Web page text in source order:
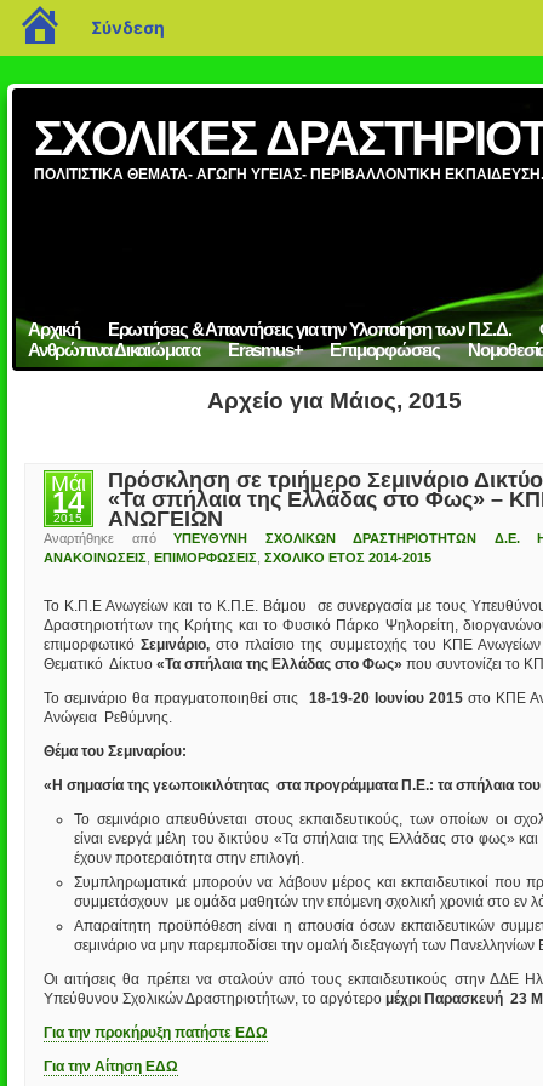
ΣΧΟΛΙΚΕΣ
ΠΟΛΙΤΙΣΤΙΚΑ ΘΕΜΑΤΑ- ΑΓΩΓΗ ΥΓΕΙΑΣ- ΠΕΡΙΒΑΛΛΟΝΤΙΚΗ ΕΚΠΑΙΔΕΥΣΗ.
Αρχική Ερωτήσεις & Απαντήσεις για την Υλοποίηση των Π.Σ.Δ.
Ανθρώπινα Δικαιώματα
Erasmus+ Επιμορφώσεις
Αρχείο για Μάιος, 2015
Μάι
14
2015
Πρόσκληση σε τριήμερο Σεμινάριο
«Τα σπήλαια της Ελλάδας στο Φως» –
ΑΝΩΓΕΙΩΝ
Αναρτήθηκε απόΥΠΕΥΘΥΝΗ ΣΧΟΛΙΚΩΝ ΔΡΑΣΤΗΡΙΟΤΗΤΩΝ Δ.Ε.
ΑΝΑΚΟΙΝΩΣΕΙΣ ΕΠΙΜΟΡΦΩΣΕΙΣ ΣΧΟΛΙΚΟ ΕΤΟΣ 2014-2015
Το Κ.Π.Ε Ανωγείων και το Κ.Π.Ε. Βάμου σε συνεργασία με τους
Δραστηριοτήτων της Κρήτης και το Φυσικό Πάρκο Ψηλορείτη,
επιμορφωτικόΣεμινάριο, στο πλαίσιο της συμμετοχής του ΚΠΕ
Θεματικό Δίκτυο «Τα σπήλαια της Ελλάδας στο Φως» που συντονίζει το
Το σεμινάριο θα πραγματοποιηθεί στις 18-19-20 Ιουνίου 2015στο ΚΠΕ
Ανώγεια Ρεθύμνης.
Θέμα του Σεμιναρίου:
«Η σημασία της γεωποικιλότητας στα προγράμματα Π.Ε.: τα σπήλαια
Το σεμινάριο απευθύνεται στους εκπαιδευτικούς, των οποίων οι
είναι ενεργά μέλη του δικτύου «Τα σπήλαια της Ελλάδας στο φως» και
έχουν προτεραιότητα στην επιλογή.
Συμπληρωματικά μπορούν να λάβουν μέρος και εκπαιδευτικοί που
συμμετάσχουν με ομάδα μαθητών την επόμενη σχολική χρονιά στο εν
Απαραίτητη προϋπόθεση είναι η απουσία όσων εκπαιδευτικών
σεμινάριο να μην παρεμποδίσει την ομαλή διεξαγωγή των Πανελληνίων
Οι αιτήσεις θα πρέπει να σταλούν από τους εκπαιδευτικούς στην ΔΔΕ
Υπεύθυνου Σχολικών Δραστηριοτήτων, το αργότερο μέχρι Παρασκευή 23
Για την προκήρυξη πατήστε ΕΔΩ
Για την Αίτηση ΕΔΩ
blogs.sch.gr
Σύνδεση